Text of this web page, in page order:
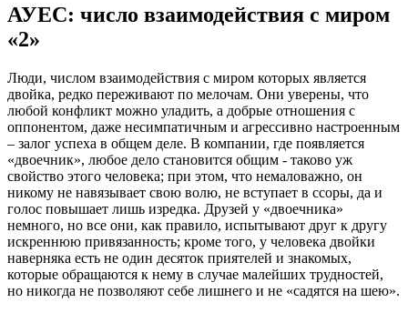
АУЕС: число взаимодействия с миром
«2»
Люди, числом взаимодействия с миром которых является
двойка, редко переживают по мелочам. Они уверены, что
любой конфликт можно уладить, а добрые отношения с
оппонентом, даже несимпатичным и агрессивно настроенным
– залог успеха в общем деле. В компании, где появляется
«двоечник», любое дело становится общим - таково уж
свойство этого человека; при этом, что немаловажно, он
никому не навязывает свою волю, не вступает в ссоры, да и
голос повышает лишь изредка. Друзей у «двоечника»
немного, но все они, как правило, испытывают друг к другу
искреннюю привязанность; кроме того, у человека двойки
наверняка есть не один десяток приятелей и знакомых,
которые обращаются к нему в случае малейших трудностей,
но никогда не позволяют себе лишнего и не «садятся на шею».